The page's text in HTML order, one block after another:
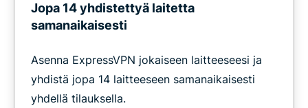
Jopa 14 yhdistettyä laitetta
samanaikaisesti
Asenna ExpressVPN jokaiseen laitteeseesi ja
yhdistä jopa 14 laitteeseen samanaikaisesti
yhdellä tilauksella.